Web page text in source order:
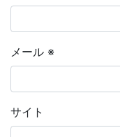
メール ※
サイト